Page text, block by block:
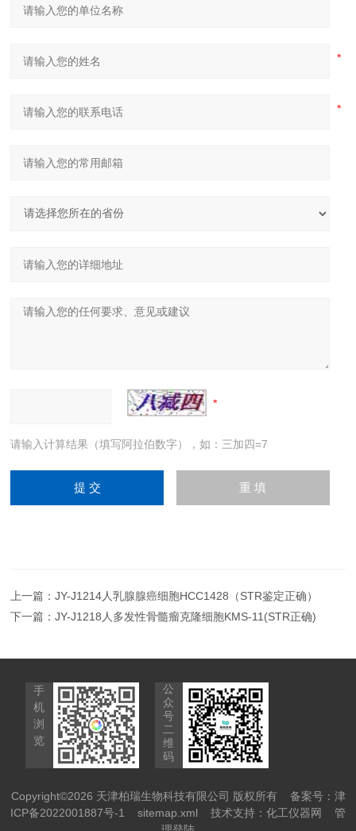
请输入计算结果（填写阿拉伯数字），如：三加四=7
上一篇：JY-J1214人乳腺腺癌细胞HCC1428（STR鉴定正确）
下一篇：JY-J1218人多发性骨髓瘤克隆细胞KMS-11(STR正确)
手
机
浏
览
公
众
号
二
维
码
Copyright©2026 天津柏瑞生物科技有限公司 版权所有 备案号：津
ICP备2022001887号-1
sitemap.xml 技术支持： 化工仪器网
管